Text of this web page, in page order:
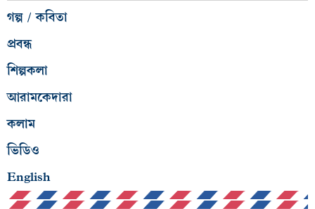
গল্প / কবিতা
প্রবন্ধ
শিল্পকলা
আরামকেদারা
কলাম
ভিডিও
English